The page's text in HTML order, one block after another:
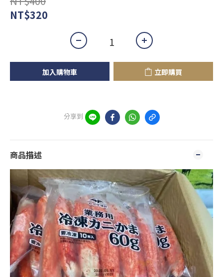
NT$320
加入購物車 立即購買
分享到
商品描述